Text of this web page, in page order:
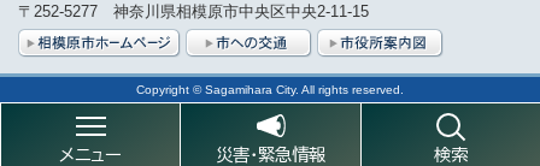
〒252-5277 神奈川県相模原市中央区中央2-11-15
Copyright © Sagamihara City. All rights reserved.
メニュー 災害・緊急情報 検索